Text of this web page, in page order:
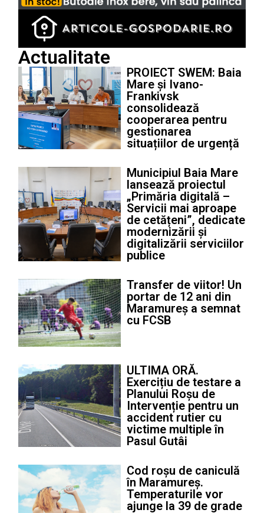
Actualitate
PROIECT SWEM: Baia
Mare și Ivano-
Frankivsk
consolidează
cooperarea pentru
gestionarea
situațiilor de urgență
Municipiul Baia Mare
lansează proiectul
„Primăria digitală –
Servicii mai aproape
de cetățeni”, dedicate
modernizării și
digitalizării serviciilor
publice
Transfer de viitor! Un
portar de 12 ani din
Maramureș a semnat
cu FCSB
ULTIMA ORĂ.
Exercițiu de testare a
Planului Roșu de
Intervenție pentru un
accident rutier cu
victime multiple în
Pasul Gutâi
Cod roșu de caniculă
în Maramureș.
Temperaturile vor
ajunge la 39 de grade